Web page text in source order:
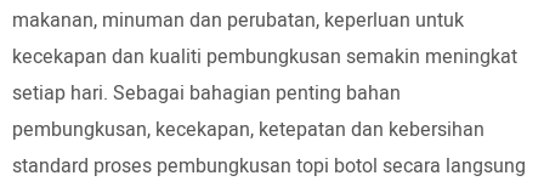
makanan, minuman dan perubatan, keperluan untuk
kecekapan dan kualiti pembungkusan semakin meningkat
setiap hari. Sebagai bahagian penting bahan
pembungkusan, kecekapan, ketepatan dan kebersihan
standard proses pembungkusan topi botol secara langsung